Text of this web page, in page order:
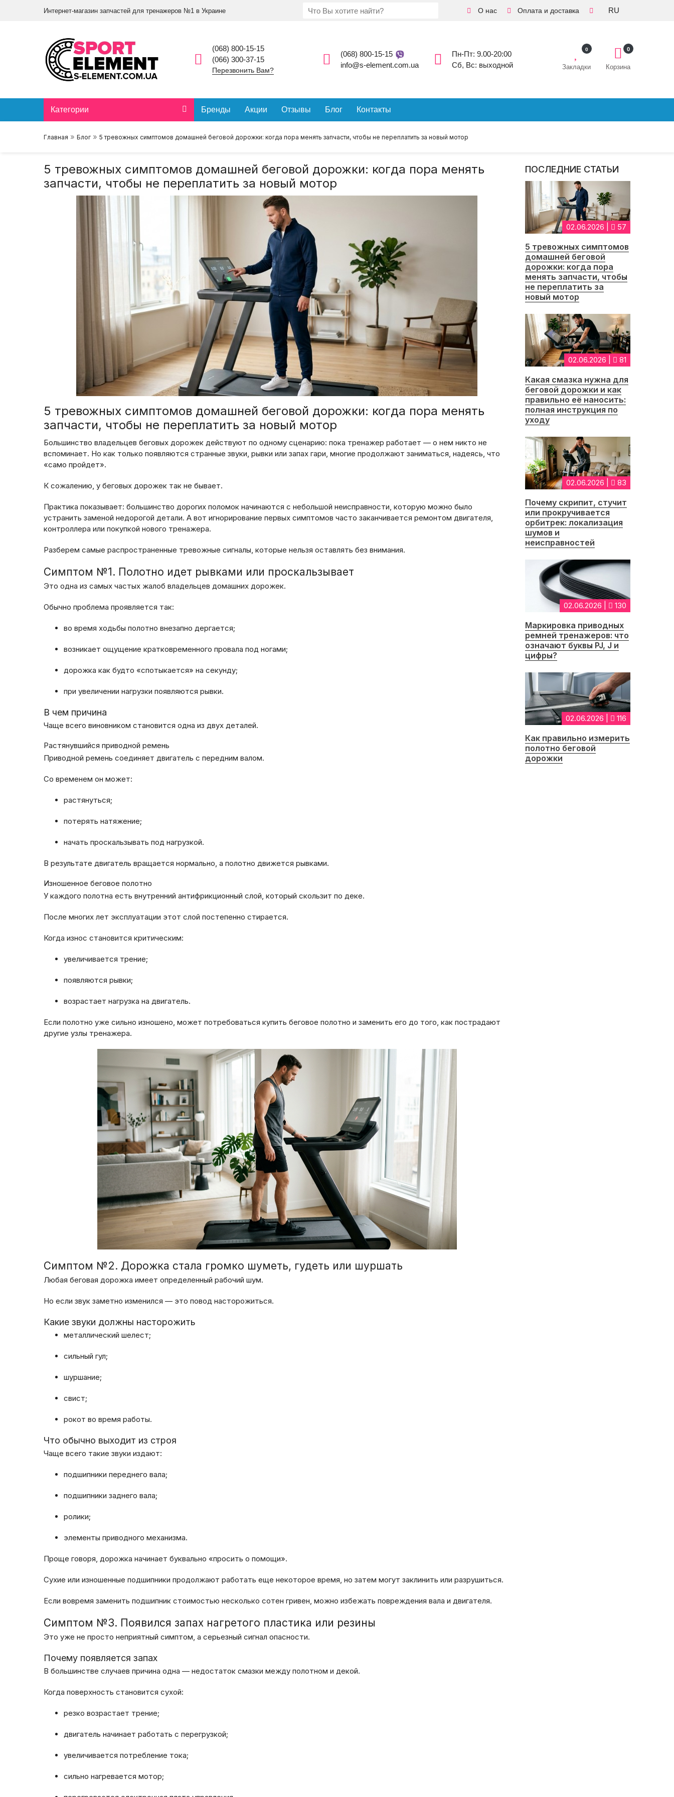
Интернет-магазин запчастей для тренажеров №1 в Украине О нас Оплата и доставка RU
(068) 800-15-15
(066) 300-37-15
Перезвонить Вам?
(068) 800-15-15
info@s-element.com.ua
Пн-Пт: 9.00-20:00
Сб, Вс: выходной
Закладки
0
Корзина
0
Категории Бренды Акции Отзывы Блог Контакты
Главная » Блог » 5 тревожных симптомов домашней беговой дорожки: когда пора менять запчасти, чтобы не переплатить за новый мотор
ПОСЛЕДНИЕ СТАТЬИ
02.06.2026 | 57
5 тревожных симптомов
домашней беговой
дорожки: когда пора
менять запчасти, чтобы
не переплатить за
новый мотор
02.06.2026 | 81
Какая смазка нужна для
беговой дорожки и как
правильно её наносить:
полная инструкция по
уходу
02.06.2026 | 83
Почему скрипит, стучит
или прокручивается
орбитрек: локализация
шумов и
неисправностей
02.06.2026 | 130
Маркировка приводных
ремней тренажеров: что
означают буквы PJ, J и
цифры?
02.06.2026 | 116
Как правильно измерить
полотно беговой
дорожки
5 тревожных симптомов домашней беговой дорожки: когда пора менять
запчасти, чтобы не переплатить за новый мотор
5 тревожных симптомов домашней беговой дорожки: когда пора менять
запчасти, чтобы не переплатить за новый мотор
Большинство владельцев беговых дорожек действуют по одному сценарию: пока тренажер работает — о нем никто не
вспоминает. Но как только появляются странные звуки, рывки или запах гари, многие продолжают заниматься, надеясь, что
«само пройдет».
К сожалению, у беговых дорожек так не бывает.
Практика показывает: большинство дорогих поломок начинаются с небольшой неисправности, которую можно было
устранить заменой недорогой детали. А вот игнорирование первых симптомов часто заканчивается ремонтом двигателя,
контроллера или покупкой нового тренажера.
Разберем самые распространенные тревожные сигналы, которые нельзя оставлять без внимания.
Симптом №1. Полотно идет рывками или проскальзывает
Это одна из самых частых жалоб владельцев домашних дорожек.
Обычно проблема проявляется так:
во время ходьбы полотно внезапно дергается;
возникает ощущение кратковременного провала под ногами;
дорожка как будто «спотыкается» на секунду;
при увеличении нагрузки появляются рывки.
В чем причина
Чаще всего виновником становится одна из двух деталей.
Растянувшийся приводной ремень
Приводной ремень соединяет двигатель с передним валом.
Со временем он может:
растянуться;
потерять натяжение;
начать проскальзывать под нагрузкой.
В результате двигатель вращается нормально, а полотно движется рывками.
Изношенное беговое полотно
У каждого полотна есть внутренний антифрикционный слой, который скользит по деке.
После многих лет эксплуатации этот слой постепенно стирается.
Когда износ становится критическим:
увеличивается трение;
появляются рывки;
возрастает нагрузка на двигатель.
Если полотно уже сильно изношено, может потребоваться купить беговое полотно и заменить его до того, как пострадают
другие узлы тренажера.
Симптом №2. Дорожка стала громко шуметь, гудеть или шуршать
Любая беговая дорожка имеет определенный рабочий шум.
Но если звук заметно изменился — это повод насторожиться.
Какие звуки должны насторожить
металлический шелест;
сильный гул;
шуршание;
свист;
рокот во время работы.
Что обычно выходит из строя
Чаще всего такие звуки издают:
подшипники переднего вала;
подшипники заднего вала;
ролики;
элементы приводного механизма.
Проще говоря, дорожка начинает буквально «просить о помощи».
Сухие или изношенные подшипники продолжают работать еще некоторое время, но затем могут заклинить или разрушиться.
Если вовремя заменить подшипник стоимостью несколько сотен гривен, можно избежать повреждения вала и двигателя.
Симптом №3. Появился запах нагретого пластика или резины
Это уже не просто неприятный симптом, а серьезный сигнал опасности.
Почему появляется запах
В большинстве случаев причина одна — недостаток смазки между полотном и декой.
Когда поверхность становится сухой:
резко возрастает трение;
двигатель начинает работать с перегрузкой;
увеличивается потребление тока;
сильно нагревается мотор;